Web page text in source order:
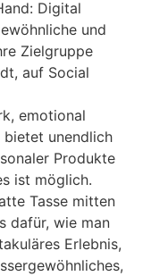
Digital
und
Zielgruppe
auf Social
emotional
bietet unendlich
Produkte
ist möglich.
Tasse mitten
dafür, wie man
Erlebnis,